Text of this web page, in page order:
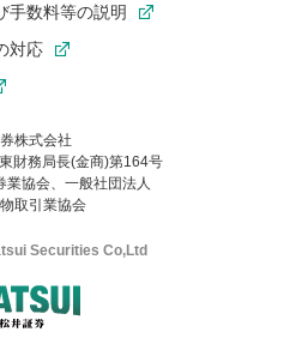
手数料等の説明
対応
株式会社
財務局長(金商)第164号
業協会、一般社団法人
取引業協会
Securities Co,Ltd
員限定の機能です。
らいつでもお気に入りのコンテ
す。
要です。
てください。